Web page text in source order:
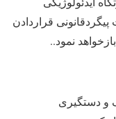
قراردادن
نمود..
و دستگیری